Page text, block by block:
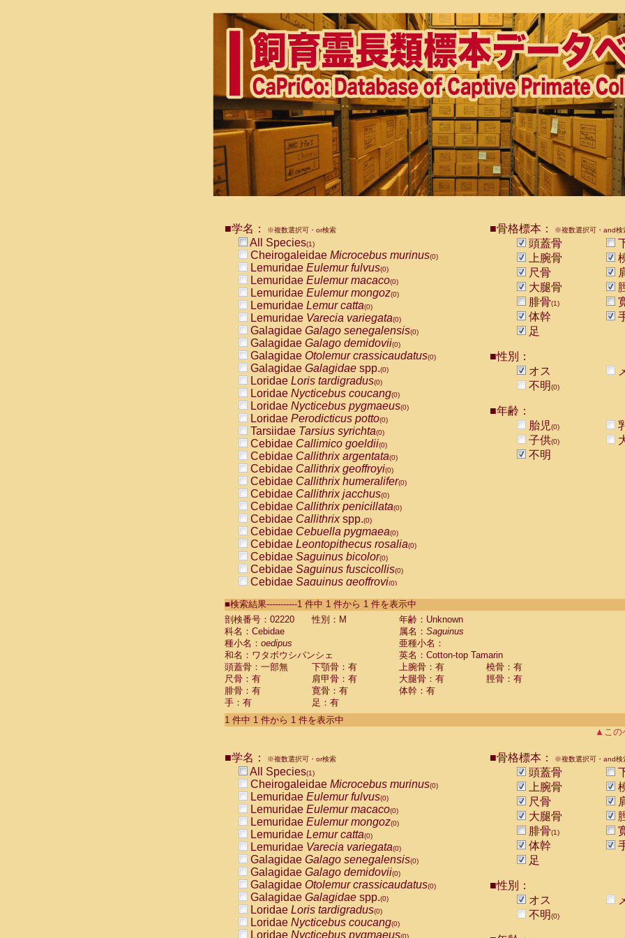
■学名： ※複数選択可・or検索
All Species(1)
Cheirogaleidae Microcebus murinus(0)
Lemuridae Eulemur fulvus(0)
Lemuridae Eulemur macaco(0)
Lemuridae Eulemur mongoz(0)
Lemuridae Lemur catta(0)
Lemuridae Varecia variegata(0)
Galagidae Galago senegalensis(0)
Galagidae Galago demidovii(0)
Galagidae Otolemur crassicaudatus(0)
Galagidae Galagidae spp.(0)
Loridae Loris tardigradus(0)
Loridae Nycticebus coucang(0)
Loridae Nycticebus pygmaeus(0)
Loridae Perodicticus potto(0)
Tarsiidae Tarsius syrichta(0)
Cebidae Callimico goeldii(0)
Cebidae Callithrix argentata(0)
Cebidae Callithrix geoffroyi(0)
Cebidae Callithrix humeralifer(0)
Cebidae Callithrix jacchus(0)
Cebidae Callithrix penicillata(0)
Cebidae Callithrixspp.(0)
Cebidae Cebuella pygmaea(0)
Cebidae Leontopithecus rosalia(0)
Cebidae Saguinus bicolor(0)
Cebidae Saguinus fuscicollis(0)
Cebidae Saguinus geoffroyi(0)
CebidaeSaguinus labiatus(0)
Cebidae Saguinus leucopus (0)
Cebidae
Cebidae
CebidaeSaguinus nigricollis (0)
Cebidae Saguinus oedipus
Cebidae Saguinus weddelli
Cebidae Saguinusspp.
Cebidae Aotus trivirgatus
Cebidae Cebus albifrons
CebidaeCebus nigrivittatus
CebidaeCebus
CebidaeSaimiri boliviensis(0)
CebidaeSaimiri sciureus(0)
AtelidaeAlouatta caraya(0)
AtelidaeAlouatta fusca(0)
AtelidaeAlouatta seniculus
AtelidaeAlouattaspp.(0)
AtelidaeAteles belzebuth(0)
AtelidaeAteles geoffroyi(0)
AtelidaeAteles paniscus(0)
AtelidaeAtelesspp.(0)
Atelidae Lagothrix lagothricha
AtelidaeLagothrix lagothricha cana
PitheciidaeCacajao calvus rubicundus
■骨格標本： ※複数選択可・and検
頭蓋骨
上腕骨
尺骨
大腿骨
腓骨(1)
体幹
足
■性別：
オス
不明(0)
■年齢：
胎児(0)
子供(0)
不明
■検索結果-----------1 件中 1 件から 1 件を表示中
剖検番号：02220
性別：M
年齢：Unknown
科名：Cebidae
属名： Saguinus
種小名： oedipus
亜種小名：
和名：ワタボウシパンシェ
英名：Cotton-top Tamarin
頭蓋骨：一部無
下顎骨：有 上腕骨：有
橈骨：有
尺骨：有
肩甲骨：有 大腿骨：有
脛骨：有
腓骨：有
寛骨：有
体幹：有
手：有
足：有
1 件中 1 件から 1 件を表示中
▲この
■学名： ※複数選択可・or検索
All Species(1)
Cheirogaleidae Microcebus murinus(0)
Lemuridae Eulemur fulvus(0)
Lemuridae Eulemur macaco(0)
Lemuridae Eulemur mongoz(0)
Lemuridae Lemur catta(0)
Lemuridae Varecia variegata(0)
Galagidae Galago senegalensis(0)
Galagidae Galago demidovii(0)
Galagidae Otolemur crassicaudatus(0)
Galagidae Galagidae spp.(0)
Loridae Loris tardigradus(0)
Loridae Nycticebus coucang(0)
Loridae Nycticebus pygmaeus(0)
■骨格標本： ※複数選択可・and検
頭蓋骨
上腕骨
尺骨
大腿骨
腓骨(1)
体幹
足
■性別：
オス
不明(0)